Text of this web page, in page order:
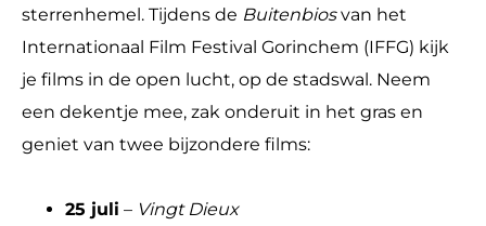
sterrenhemel. Tijdens de Buitenbiosvan het
Internationaal Film Festival Gorinchem (IFFG) kijk
je films in de open lucht, op de stadswal. Neem
een dekentje mee, zak onderuit in het gras en
geniet van twee bijzondere films:
25 juli – Vingt Dieux